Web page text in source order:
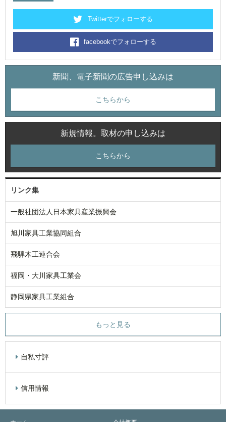
Twitterでフォローする
facebookでフォローする
新聞、電子新聞の広告申し込みは
こちらから
新規情報。取材の申し込みは
こちらから
リンク集
一般社団法人日本家具産業振興会
旭川家具工業協同組合
飛騨木工連合会
福岡・大川家具工業会
静岡県家具工業組合
もっと見る
自私寸評
信用情報